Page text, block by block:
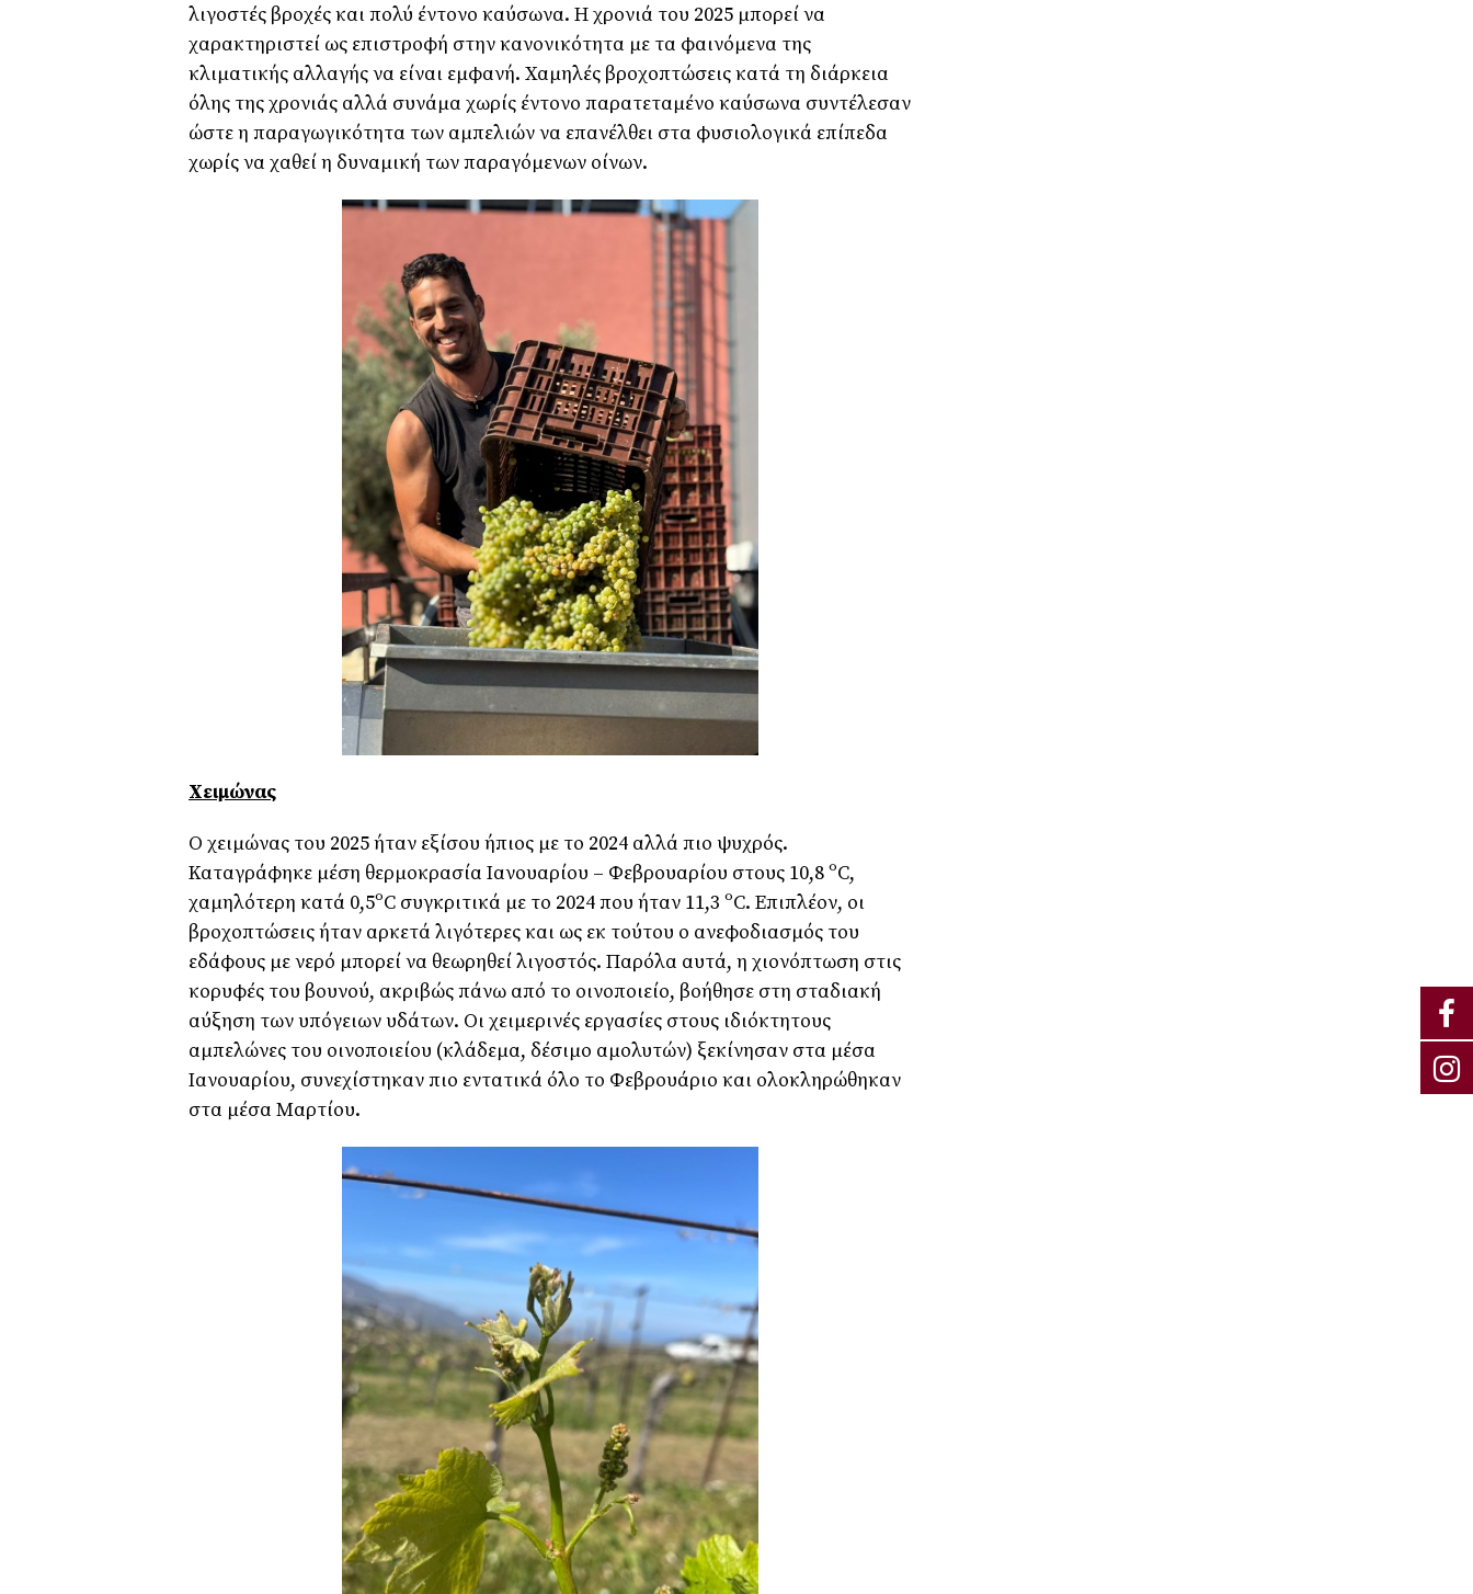
λιγοστές βροχές και πολύ έντονο καύσωνα. Η χρονιά του 2025 μπορεί να
χαρακτηριστεί ως επιστροφή στην κανονικότητα με τα φαινόμενα της
κλιματικής αλλαγής να είναι εμφανή. Χαμηλές βροχοπτώσεις κατά τη διάρκεια
όλης της χρονιάς αλλά συνάμα χωρίς έντονο παρατεταμένο καύσωνα συντέλεσαν
ώστε η παραγωγικότητα των αμπελιών να επανέλθει στα φυσιολογικά επίπεδα
χωρίς να χαθεί η δυναμική των παραγόμενων οίνων.
Χειμώνας
Ο χειμώνας του 2025 ήταν εξίσου ήπιος με το 2024 αλλά πιο ψυχρός.
Καταγράφηκε μέση θερμοκρασία Ιανουαρίου – Φεβρουαρίου στους 10,8 ºC,
χαμηλότερη κατά 0,5ºC συγκριτικά με το 2024 που ήταν 11,3 ºC. Επιπλέον, οι
βροχοπτώσεις ήταν αρκετά λιγότερες και ως εκ τούτου ο ανεφοδιασμός του
εδάφους με νερό μπορεί να θεωρηθεί λιγοστός. Παρόλα αυτά, η χιονόπτωση στις
κορυφές του βουνού, ακριβώς πάνω από το οινοποιείο, βοήθησε στη σταδιακή
αύξηση των υπόγειων υδάτων. Οι χειμερινές εργασίες στους ιδιόκτητους
αμπελώνες του οινοποιείου (κλάδεμα, δέσιμο αμολυτών) ξεκίνησαν στα μέσα
Ιανουαρίου, συνεχίστηκαν πιο εντατικά όλο το Φεβρουάριο και ολοκληρώθηκαν
στα μέσα Μαρτίου.